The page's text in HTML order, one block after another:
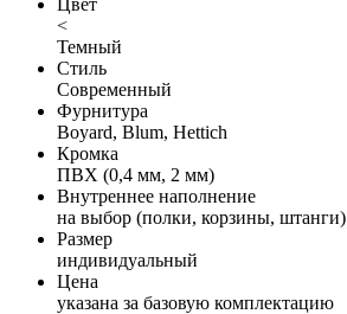
<
Темный
Стиль
Современный
Фурнитура
Boyard, Blum, Hettich
Кромка
ПВХ (0,4 мм, 2 мм)
Внутреннее наполнение
на выбор (полки, корзины, штанги)
Размер
индивидуальный
Цена
указана за базовую комплектацию